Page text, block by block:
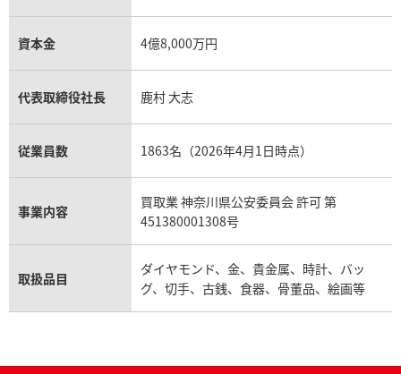
資本金 4億8,000万円
代表取締役社長 鹿村 大志
従業員数 1863名（2026年4月1日時点）
事業内容
買取業 神奈川県公安委員会 許可 第
451380001308号
取扱品目
ダイヤモンド、金、貴金属、時計、バッ
グ、切手、古銭、食器、骨董品、絵画等